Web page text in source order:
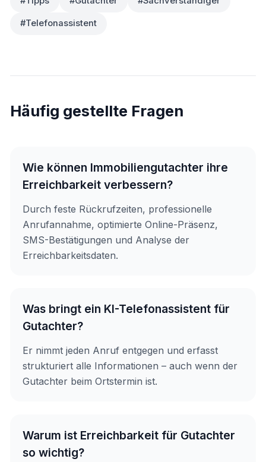
#Telefonassistent
Häufig gestellte Fragen
Wie können Immobiliengutachter ihre
Erreichbarkeit verbessern?
Durch feste Rückrufzeiten, professionelle
Anrufannahme, optimierte Online-Präsenz,
SMS-Bestätigungen und Analyse der
Erreichbarkeitsdaten.
Was bringt ein KI-Telefonassistent für
Gutachter?
Er nimmt jeden Anruf entgegen und erfasst
strukturiert alle Informationen – auch wenn der
Gutachter beim Ortstermin ist.
Warum ist Erreichbarkeit für Gutachter
so wichtig?